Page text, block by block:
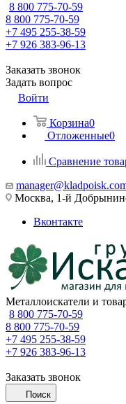
8 800 775-70-59
8 800 775-70-59
+7 495 255-38-59
+7 926 383-96-13
Заказать звонок
Задать вопрос
Войти
Корзина0
Отложенные0
Сравнение
Москва, 1-й
Вконтакте
Металлоискатели и
8 800 775-70-59
8 800 775-70-59
+7 495 255-38-59
+7 926 383-96-13
Заказать звонок
Поиск